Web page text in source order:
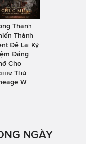
Thành
Thành
Để Lại Kỷ
Đáng
Cho
Thủ
W
NGÀY